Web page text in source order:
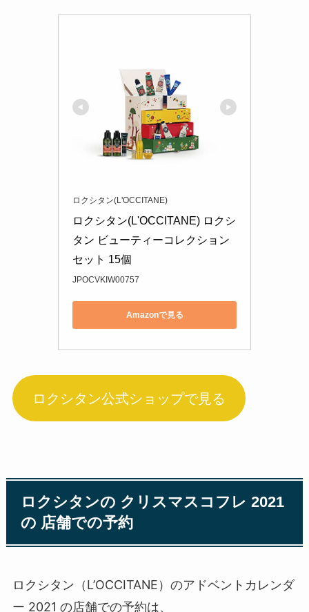
ロクシタン(L'OCCITANE)
ロクシタン(L'OCCITANE) ロクシ
タン ビューティーコレクション
セット 15個
JPOCVKIW00757
Amazonで見る
ロクシタン公式ショップで見る
ロクシタンの クリスマスコフレ 2021
の 店舗での予約
ロクシタン（L’OCCITANE）のアドベントカレンダ
ー 2021 の店舗での予約は、